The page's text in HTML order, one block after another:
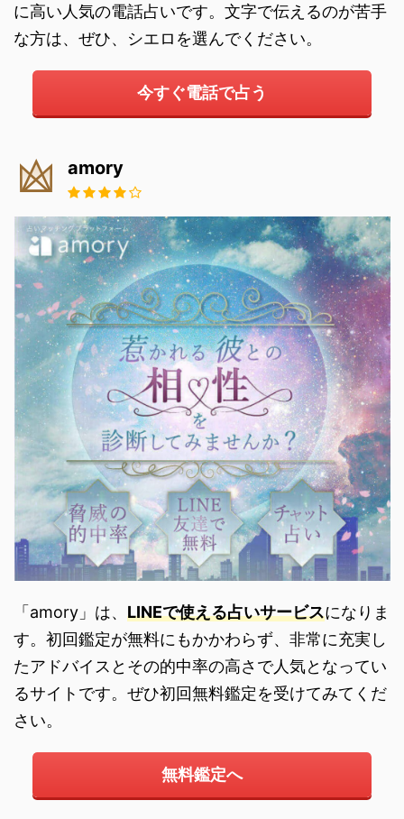
に高い人気の電話占いです。文字で伝えるのが苦手
な方は、ぜひ、シエロを選んでください。
今すぐ電話で占う
amory
「amory」は、 LINEで使える占いサービスになりま
す。初回鑑定が無料にもかかわらず、非常に充実し
たアドバイスとその的中率の高さで人気となってい
るサイトです。ぜひ初回無料鑑定を受けてみてくだ
さい。
無料鑑定へ